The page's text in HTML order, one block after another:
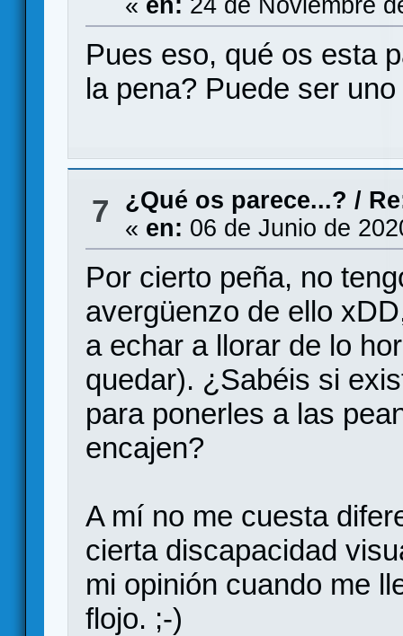
Pues eso, qué os esta
la pena? Puede ser
7 ¿Qué os parece...? /
« en: 06 de Junio de
Por cierto peña, no
avergüenzo de ello
a echar a llorar de lo
quedar). ¿Sabéis si
para ponerles a las
encajen?
A mí no me cuesta
cierta discapacidad
mi opinión cuando me
flojo. ;-)